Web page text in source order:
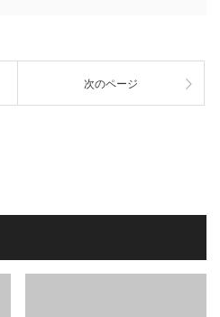
次のページ